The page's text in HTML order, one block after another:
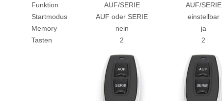
Funktion
AUF/SERIE AUF/SERIE
Startmodus
AUF oder SERIE einstellbar
Memory
nein ja
Tasten
2 2